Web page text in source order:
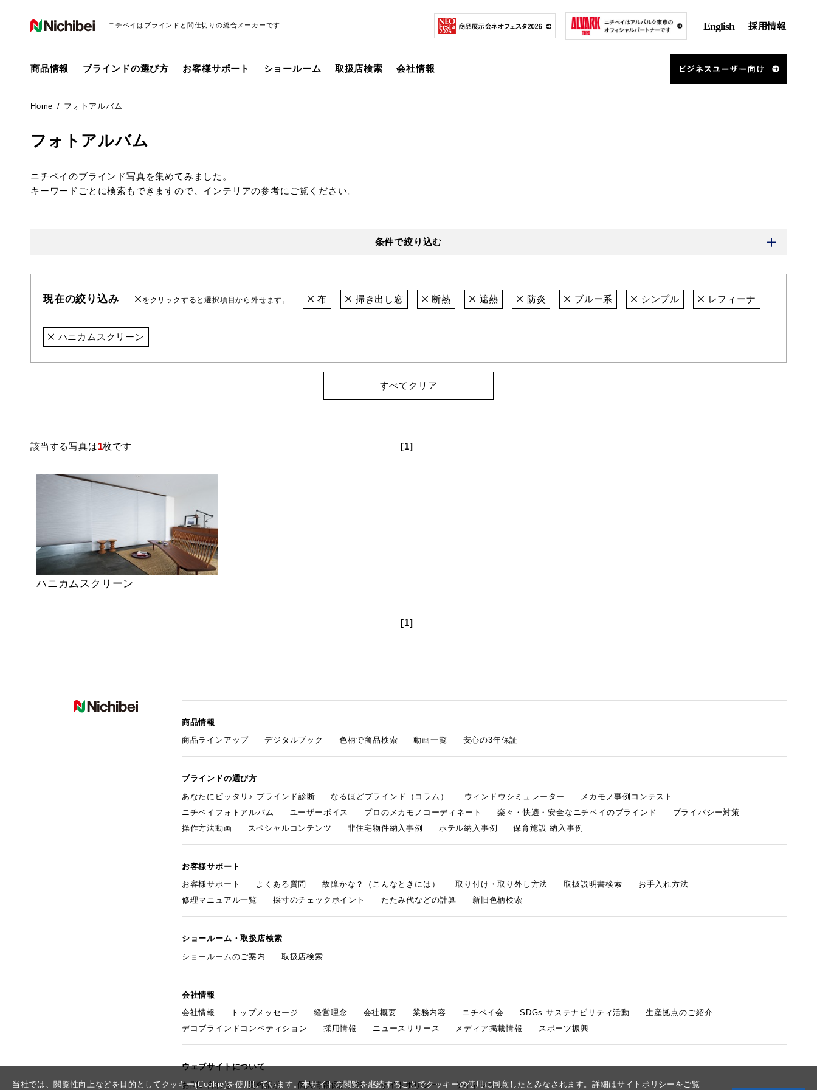
当社では、閲覧性向上などを目的としてクッキー(Cookie)を使用しています。本サイトの閲覧を継続することでクッキーの使用に同意したとみなされます。詳細はサイトポリシー をご覧
ニチベイはブラインドと間仕切りの総合メーカーです English 採用情報
商品情報 ブラインドの選び方 お客様サポート ショールーム 取扱店検索 会社情報
Home フォトアルバム
フォトアルバム
ニチベイのブラインド写真を集めてみました。
キーワードごとに検索もできますので、インテリアの参考にご覧ください。
条件で絞り込む
現在の絞り込み をクリックすると選択項目から外せます。 布 掃き出し窓 断熱 遮熱 防炎 ブルー系 シンプル レフィーナ
ハニカムスクリーン
すべてクリア
該当する写真は1枚です [1]
ハニカムスクリーン
[1]
商品情報
商品ラインアップ
デジタルブック 色柄で商品検索 動画一覧 安心の3年保証
ブラインドの選び方
あなたにピッタリ♪ ブラインド診断
なるほどブラインド（コラム） ウィンドウシミュレーター
メカモノ事例コンテスト
ニチベイフォトアルバム
ユーザーボイス プロのメカモノコーディネート 楽々・快適・安全なニチベイのブラインド
プライバシー対策
操作方法動画
スペシャルコンテンツ 非住宅物件納入事例 ホテル納入事例 保育施設 納入事例
お客様サポート
お客様サポート
よくある質問 故障かな？（こんなときには） 取り付け・取り外し方法 取扱説明書検索
お手入れ方法
修理マニュアル一覧
採寸のチェックポイント たたみ代などの計算 新旧色柄検索
ショールーム・取扱店検索
ショールームのご案内
取扱店検索
会社情報
会社情報
トップメッセージ 経営理念 会社概要 業務内容 ニチベイ会 SDGs サステナビリティ活動
生産拠点のご紹介
デコブラインドコンペティション
採用情報 ニュースリリース メディア掲載情報 スポーツ振興
ウェブサイトについて
お問い合わせ
資料請求 個人情報保護方針 サイトポリシー サイトマップ